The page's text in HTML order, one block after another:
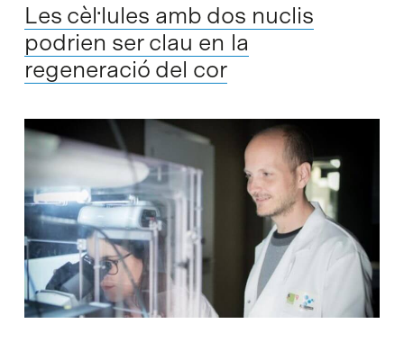
Les cèl·lules amb dos nuclis
podrien ser clau en la
regeneració del cor